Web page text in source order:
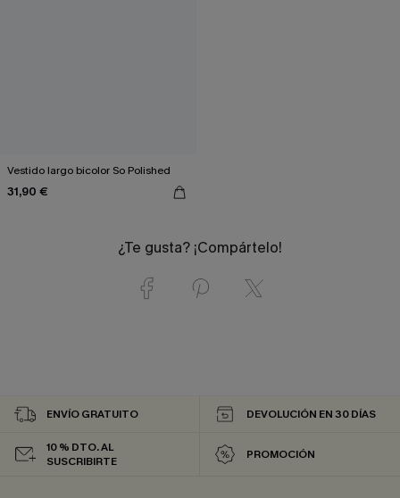
Vestido largo bicolor So Polished
31,90 €
¿Te gusta? ¡Compártelo!
ENVÍO GRATUITO DEVOLUCIÓN EN 30 DÍAS
10 % DTO. AL
SUSCRIBIRTE
PROMOCIÓN